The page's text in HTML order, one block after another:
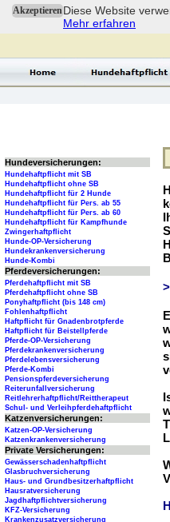
AkzeptierenDiese Website
Mehr erfahren
Hundeversicherungen:
Hundehaftpflicht mit SB
Hundehaftpflicht ohne SB
Hundehaftpflicht für 2 Hunde
Hundehaftpflicht für Pers. ab 55
Hundehaftpflicht für Pers. ab 60
Hundehaftpflicht für Kampfhunde
Zwingerhaftpflicht
Hunde-OP-Versicherung
Hundekrankenversicherung
Hunde-Kombi
Pferdeversicherungen:
Pferdehaftpflicht mit SB
Pferdehaftpflicht ohne SB
Ponyhaftpflicht (bis 148 cm)
Fohlenhaftpflicht
Haftpflicht für Gnadenbrotpferde
Haftpflicht für Beistellpferde
Pferde-OP-Versicherung
Pferdekrankenversicherung
Pferdelebensversicherung
Pferde-Kombi
Pensionspferdeversicherung
Reiterunfallversicherung
Reitlehrerhaftpflicht/Reittherapeut
Schul- und Verleihpferdehaftpflicht
Katzenversicherungen:
Katzen-OP-Versicherung
Katzenkrankenversicherung
Private Versicherungen:
Gewässerschadenhaftpflicht
Glasbruchversicherung
Haus- und Grundbesitzerhaftpflicht
Hausratversicherung
Jagdhaftpflichtversicherung
KFZ-Versicherung
Krankenzusatzversicherung